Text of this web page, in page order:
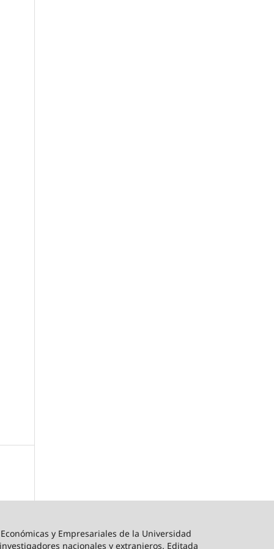
y Empresariales de la Universidad
nacionales y extranjeros. Editada